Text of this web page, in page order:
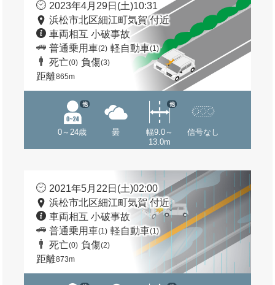
2023年4月29日(土)10:31
浜松市北区細江町気賀 付近
車両相互 小破事故
普通乗用車(2) 軽自動車(1)
死亡(0) 負傷(3)
距離865m
0～24歳
他
曇
幅9.0～
13.0m
他
信号なし
2021年5月22日(土)02:00
浜松市北区細江町気賀 付近
車両相互 小破事故
普通乗用車(1) 軽自動車(1)
死亡(0) 負傷(2)
距離873m